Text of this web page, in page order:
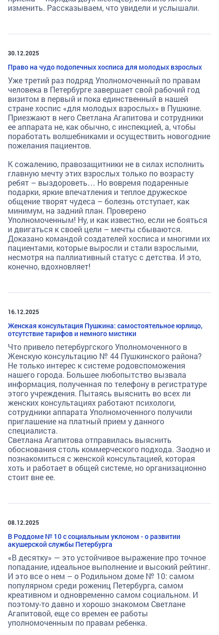
изменить. Рассказываем, что увидели и услышали.
30.12.2025
Право на чудо подопечных хосписа для молодых взрослых
Уже третий раз подряд Уполномоченный по правам
человека в Петербурге завершает свой рабочий год
визитом в первый и пока единственный в нашей
стране хоспис «для молодых взрослых» в Пушкине.
Приезжают в него Светлана Агапитова и сотрудники
ее аппарата не, как обычно, с инспекцией, а, чтобы
поработать волшебниками и осуществить новогодние
пожелания пациентов.
К сожалению, правозащитники не в силах исполнить
главную мечту этих взрослых только по возрасту
ребят – выздороветь… Но вовремя подаренные
подарки, яркие впечатления и теплое дружеское
общение творят чудеса – болезнь отступает, как
минимум, на задний план. Проверено
Уполномоченным! Ну, и как известно, если не бояться
и двигаться к своей цели – мечты сбываются.
Доказано командой создателей хосписа и многими их
пациентами, которые выросли и стали взрослыми,
несмотря на паллиативный статус с детства. И это,
конечно, вдохновляет!
16.12.2025
Женская консультация Пушкина: самостоятельное юрлицо,
отсутствие тарифов и немного мистики
Что привело петербургского Уполномоченного в
Женскую консультацию № 44 Пушкинского района?
Не только интерес к системе родовспоможения
нашего города. Большее любопытство вызвала
информация, полученная по телефону в регистратуре
этого учреждения. Пытаясь выяснить во всех ли
женских консультациях работают психологи,
сотрудники аппарата Уполномоченного получили
приглашение на платный прием у данного
специалиста.
Светлана Агапитова отправилась выяснить
обоснования столь коммерческого подхода. Заодно и
познакомиться с женской консультацией, которая
хоть и работает в общей системе, но организационно
стоит вне ее.
08.12.2025
В Роддоме № 10 с социальным уклоном - о развитии
акушерской службы Петербурга
«В десятку» — это устойчивое выражение про точное
попадание, идеальное выполнение и высокий рейтинг.
И это все о нем – о Родильном доме № 10: самом
популярном среди рожениц Петербурга, самом
креативном и одновременно самом социальном. И
поэтому-то давно и хорошо знакомом Светлане
Агапитовой, еще со времен ее работы
уполномоченным по правам ребенка.